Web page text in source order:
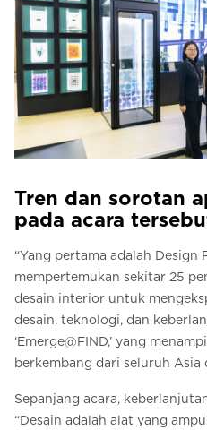
Tren dan sorotan
pada acara
“Yang pertama adalah Design
mempertemukan sekitar 25
desain interior untuk
desain, teknologi, dan
‘Emerge@FIND,’ yang
berkembang dari seluruh Asia
Sepanjang acara,
“Desain adalah alat yang